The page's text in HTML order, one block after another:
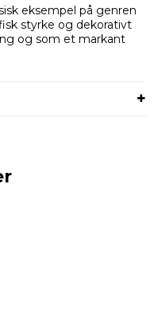
eksempel på genren
styrke og dekorativt
og som et markant